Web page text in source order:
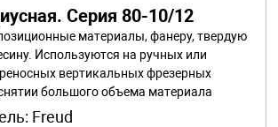
Серия 80-10/12
материалы, фанеру, твердую
Используются на ручных или
вертикальных фрезерных
большого объема материала
проходов.
Freud